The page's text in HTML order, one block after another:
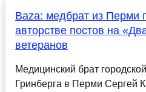
Baza: медбрат из Перми
авторстве постов на
ветеранов
Медицинский брат
Гринберга в Перми Сергей